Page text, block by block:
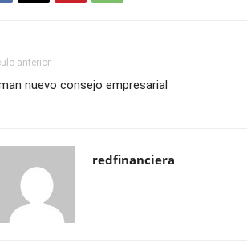
anterior
nuevo consejo empresarial
redfinanciera